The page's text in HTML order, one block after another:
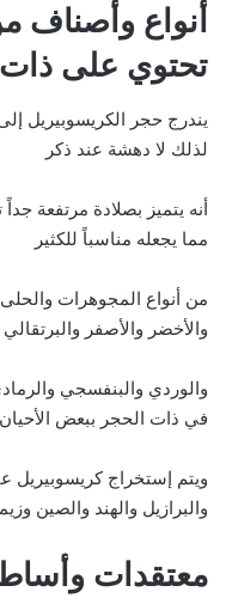
أنواع وأصناف
تحتوي على ذات
يندرج حجر الكريسوبيريل
لذلك لا دهشة عند ذكر
مما يجعله مناسباً للكثير
من أنواع المجوهرات
والأخضر والأصفر والبرتقالي
والوردي والبنفسجي
في ذات الحجر ببعض
ويتم إستخراج كريسوبيريل
والبرازيل والهند والصين
معتقدات